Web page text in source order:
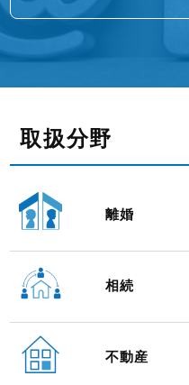
取扱分野
離婚
相続
不動産